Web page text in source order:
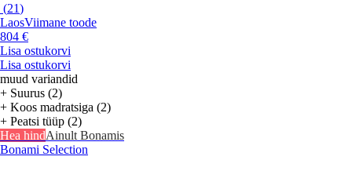
(21)
LaosViimane toode
804 €
Lisa ostukorvi
Lisa ostukorvi
muud variandid
+ Suurus (2)
+ Koos madratsiga (2)
+ Peatsi tüüp (2)
Hea hindAinult Bonamis
Bonami Selection